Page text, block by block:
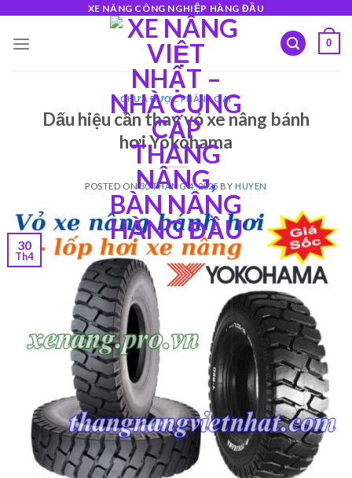
content
XE NÂNG CÔNG NGHIỆP HÀNG ĐẦU
0
CHƯA ĐƯỢC PHÂN LOẠI
Dấu hiệu cần thay vỏ xe nâng bánh
hơi Yokohama
POSTED ON 30 THÁNG 4, 2025 BY HUYEN
30
Th4